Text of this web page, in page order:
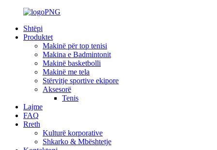
Shtëpi
Produktet
Makinë për top tenisi
Makina e Badmintonit
Makinë basketbolli
Makinë me tela
Stërvitje sportive ekipore
Aksesorë
Tenis
Lajme
FAQ
Rreth
Kulturë korporative
Shkarko & Mbështetje